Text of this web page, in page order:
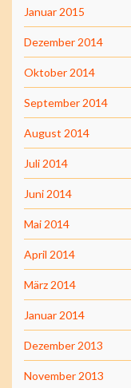
Januar 2015
Dezember 2014
Oktober 2014
September 2014
August 2014
Juli 2014
Juni 2014
Mai 2014
April 2014
März 2014
Januar 2014
Dezember 2013
November 2013